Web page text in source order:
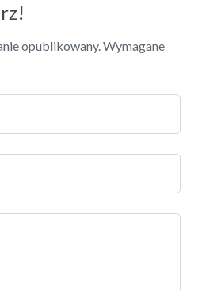
opublikowany.Wymagane